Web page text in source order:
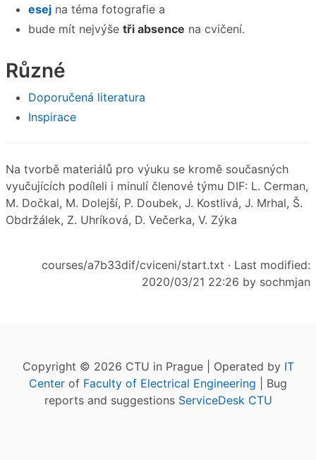
esej na téma fotografie a
bude mít nejvýše tři absence na cvičení.
Různé
Doporučená literatura
Inspirace
Na tvorbě materiálů pro výuku se kromě současných
vyučujících podíleli i minulí členové týmu DIF: L. Cerman,
M. Dočkal, M. Dolejší, P. Doubek, J. Kostlivá, J. Mrhal, Š.
Obdržálek, Z. Uhríková, D. Večerka, V. Zýka
courses/a7b33dif/cviceni/start.txt · Last modified:
2020/03/21 22:26 by sochmjan
Copyright © 2026 CTU in Prague | Operated by IT
Center of Faculty of Electrical Engineering | Bug
reports and suggestions ServiceDesk CTU